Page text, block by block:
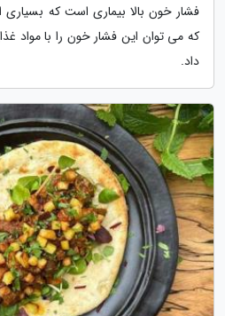
فشار خون بالا بیماری است که بسیاری
که می توان این فشار خون را با مواد
داد.